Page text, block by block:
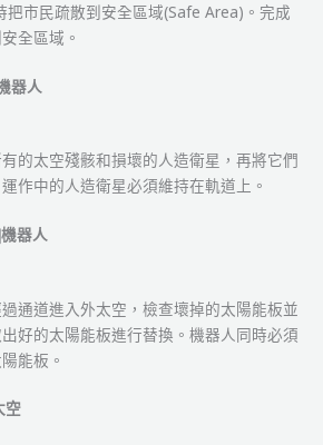
把市民疏散到安全區域(Safe Area)。完成
全區域。
器人
的太空殘骸和損壞的人造衛星，再將它們
作中的人造衛星必須維持在軌道上。
器人
通道進入外太空，檢查壞掉的太陽能板並
好的太陽能板進行替換。機器人同時必須
能板。
空